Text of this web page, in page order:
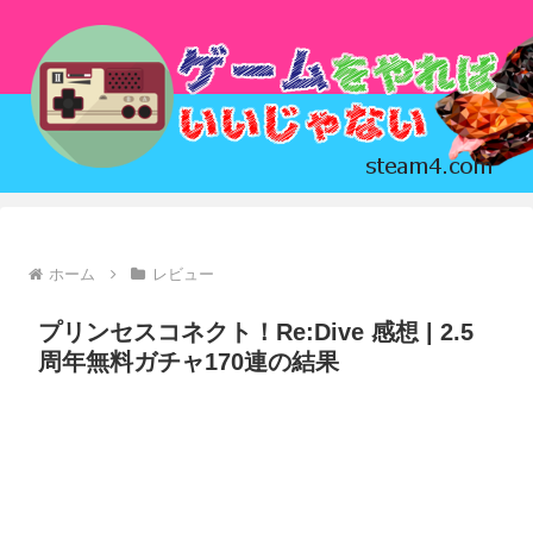
ホーム レビュー
プリンセスコネクト！Re:Dive 感想 | 2.5
周年無料ガチャ170連の結果